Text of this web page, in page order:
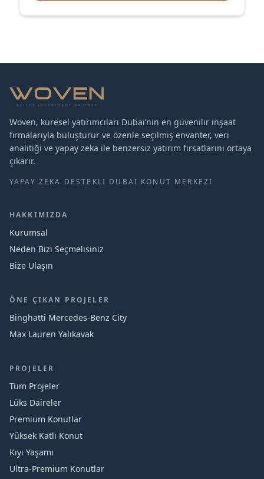
Woven, küresel yatırımcıları Dubai’nin en güvenilir inşaat
firmalarıyla buluşturur ve özenle seçilmiş envanter, veri
analitiği ve yapay zeka ile benzersiz yatırım fırsatlarını ortaya
çıkarır.
YAPAY ZEKA DESTEKLI DUBAI KONUT MERKEZI
HAKKIMIZDA
Kurumsal
Neden Bizi Seçmelisiniz
Bize Ulaşın
ÖNE ÇIKAN PROJELER
Binghatti Mercedes‑Benz City
Max Lauren Yalıkavak
PROJELER
Tüm Projeler
Lüks Daireler
Premium Konutlar
Yüksek Katlı Konut
Kıyı Yaşamı
Ultra-Premium Konutlar